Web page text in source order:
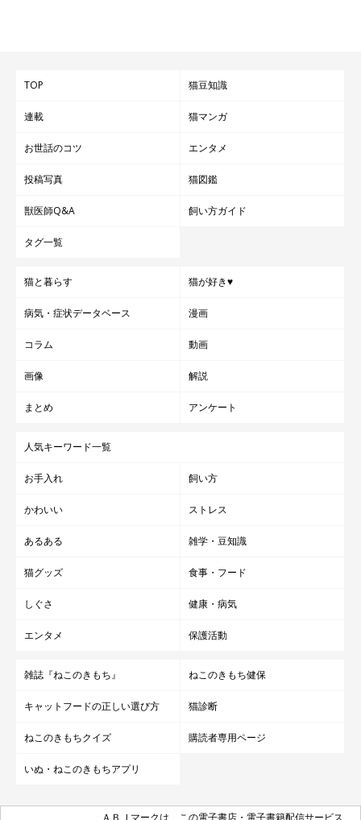
@mokoriko_cat
ことが何よりの幸せ」と話す飼い主さん。最後に、愛猫たちはど
のような存在か、また、これから一緒にどのように暮らしていき
飼い主さん：
迎えを渋っていた主人もすっかりこの兄弟にメロメロです。
※この記事は投稿者さまに取材し、了承の上制作したものです。
2026年6月時点の情報であり、現在と異なる場合があります。
TOP 猫豆知識
連載 猫マンガ
お世話のコツ エンタメ
投稿写真 猫図鑑
獣医師Q&A 飼い方ガイド
タグ一覧
猫と暮らす 猫が好き♥
病気・症状データベース 漫画
コラム 動画
画像 解説
まとめ アンケート
人気キーワード一覧
お手入れ 飼い方
かわいい ストレス
あるある 雑学・豆知識
猫グッズ 食事・フード
しぐさ 健康・病気
エンタメ 保護活動
雑誌『ねこのきもち』 ねこのきもち健保
キャットフードの正しい選び方 猫診断
ねこのきもちクイズ 購読者専用ページ
いぬ・ねこのきもちアプリ
ＡＢＪマークは、この電子書店・電子書籍配信サービス